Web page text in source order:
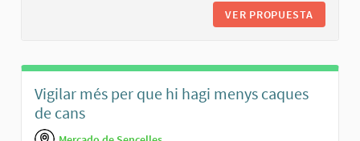
VER PROPUESTA
Vigilar més per que hi hagi menys caques
de cans